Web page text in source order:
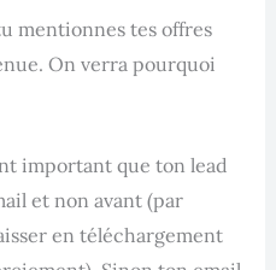
mentionnes tes offres
On verra pourquoi
important que ton lead
et non avant (par
en téléchargement